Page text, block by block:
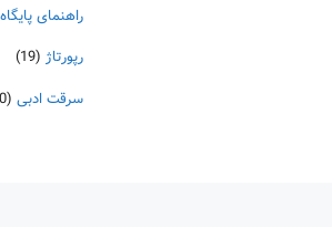
راهنمای
رپورتاژ (19)
سرقت ادبی (20)